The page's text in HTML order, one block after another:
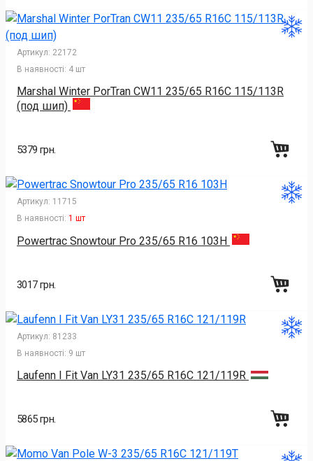
Артикул: 22172
В наявності: 4 шт
Marshal Winter PorTran CW11 235/65 R16C 115/113R
(под шип)
5379 грн.
Артикул: 11715
В наявності: 1 шт
Powertrac Snowtour Pro 235/65 R16 103H
3017 грн.
Артикул: 81233
В наявності: 9 шт
Laufenn I Fit Van LY31 235/65 R16C 121/119R
5865 грн.